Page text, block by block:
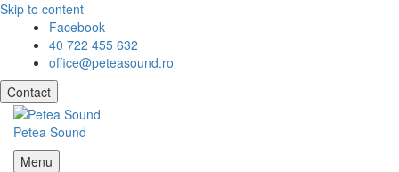
Skip to content
Facebook
40 722 455 632
office@peteasound.ro
Contact
Petea Sound
Menu